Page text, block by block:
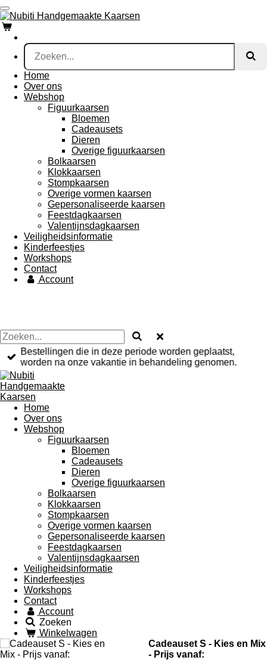
Ga
direct
naar
de
hoofdinhoud
Home
Over ons
Webshop
Figuurkaarsen
Bloemen
Cadeausets
Dieren
Overige figuurkaarsen
Bolkaarsen
Klokkaarsen
Stompkaarsen
Overige vormen kaarsen
Gepersonaliseerde kaarsen
Feestdagkaarsen
Valentijnsdagkaarsen
Veiligheidsinformatie
Kinderfeestjes
Workshops
Contact
Account
Bestellingen die in deze periode worden geplaatst,
worden na onze vakantie in behandeling genomen.
Home
Over ons
Webshop
Figuurkaarsen
Bloemen
Cadeausets
Dieren
Overige figuurkaarsen
Bolkaarsen
Klokkaarsen
Stompkaarsen
Overige vormen kaarsen
Gepersonaliseerde kaarsen
Feestdagkaarsen
Valentijnsdagkaarsen
Veiligheidsinformatie
Kinderfeestjes
Workshops
Contact
Account
Zoeken
Winkelwagen
Cadeauset S - Kies en Mix
- Prijs vanaf: